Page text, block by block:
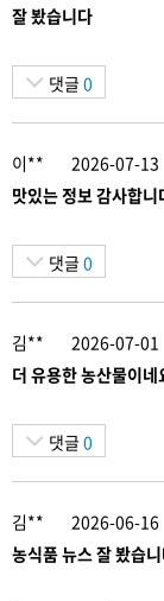
잘 봤습니다
댓글 0
이**
2026-07-13
맛있는 정보 감사합니
댓글 0
김**
2026-07-01
더 유용한 농산물이네
댓글 0
김**
2026-06-16
농식품 뉴스 잘 봤습